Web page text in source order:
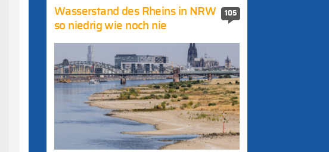
105
Wasserstand des Rheins in NRW
so niedrig wie noch nie